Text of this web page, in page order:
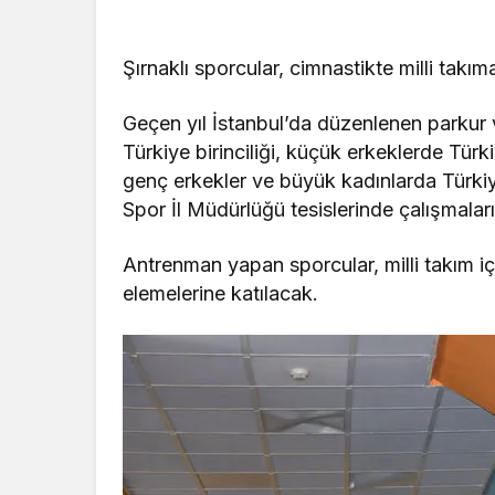
Şırnaklı sporcular, cimnastikte milli
Geçen yıl İstanbul’da düzenlenen parkur
Türkiye birinciliği, küçük erkeklerde
genç erkekler ve büyük kadınlarda
Spor İl Müdürlüğü tesislerinde
Antrenman yapan sporcular, milli takım
elemelerine katılacak.